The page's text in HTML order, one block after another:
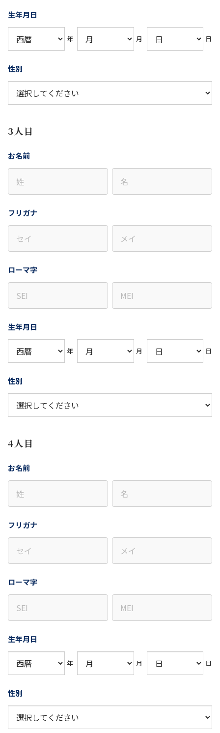
生年月日
年 月 日
性別
3人目
お名前
フリガナ
ローマ字
生年月日
年 月 日
性別
4人目
お名前
フリガナ
ローマ字
生年月日
年 月 日
性別